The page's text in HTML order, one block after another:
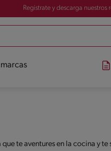
Registrate y descarga nuestros
te aventures en la cocina y